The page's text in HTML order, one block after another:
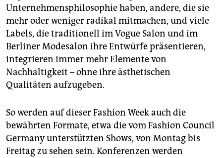
Unternehmensphilosophie haben, andere, die sie
mehr oder weniger radikal mitmachen, und viele
Labels, die traditionell im Vogue Salon und im
Berliner Modesalon ihre Entwürfe präsentieren,
integrieren immer mehr Elemente von
Nachhaltigkeit – ohne ihre ästhetischen
Qualitäten aufzugeben.
So werden auf dieser Fashion Week auch die
bewährten Formate, etwa die vom Fashion Council
Germany unterstützten Shows, von Montag bis
Freitag zu sehen sein. Konferenzen werden